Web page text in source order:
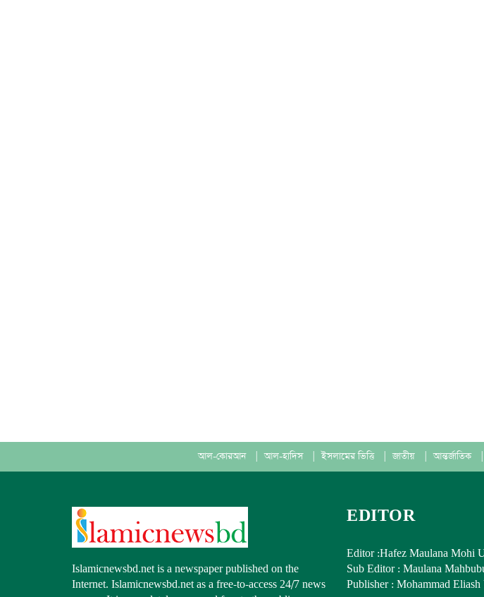
আল-কোরআন আল-হাদিস ইসলামের ভিত্তি জাতীয় আন্তর্জাতিক
Islamicnewsbd.net is a newspaper published on the
Internet. Islamicnewsbd.net as a free-to-access 24/7 news
EDITOR
Editor :Hafez Maulana Mohi
Sub Editor : Maulana
Publisher : Mohammad